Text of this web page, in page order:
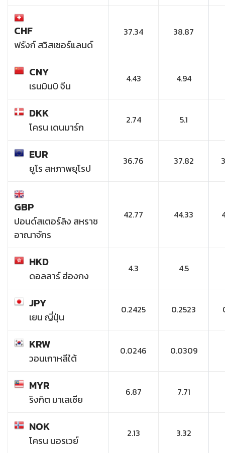
CHF
ฟรังก์ สวิสเซอร์แลนด์
37.34 38.87
CNY
เรนมินบิ จีน
4.43 4.94
DKK
โครน เดนมาร์ก
2.74 5.1
EUR
ยูโร สหภาพยุโรป
36.76 37.82
GBP
ปอนด์สเตอร์ลิง สหราช
อาณาจักร
42.77 44.33
HKD
ดอลลาร์ ฮ่องกง
4.3 4.5
JPY
เยน ญี่ปุ่น
0.2425 0.2523
KRW
วอนเกาหลีใต้
0.0246 0.0309
MYR
ริงกิต มาเลเซีย
6.87 7.71
NOK
โครน นอรเวย์
2.13 3.32